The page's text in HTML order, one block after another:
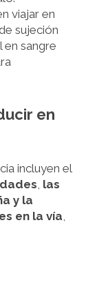
viajar en
sujeción
en sangre
en
incluyen el
, las
y la
en la vía,